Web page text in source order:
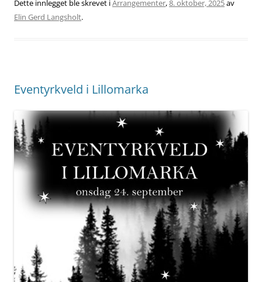
Dette innlegget ble skrevet iArrangementer,8. oktober, 2025av
Elin Gerd Langsholt.
Eventyrkveld i Lillomarka